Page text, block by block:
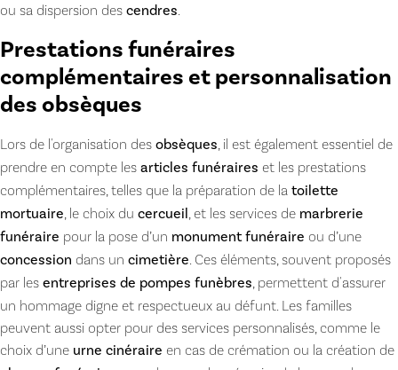
ou sa dispersion des cendres.
Prestations funéraires
complémentaires et personnalisation
des obsèques
Lors de l'organisation des obsèques, il est également essentiel de
prendre en compte les articles funéraires et les prestations
complémentaires, telles que la préparation de la toilette
mortuaire, le choix du cercueil, et les services de marbrerie
funéraire pour la pose d’un monument funéraire ou d’une
concession dans un cimetière. Ces éléments, souvent proposés
par les entreprises de pompes funèbres, permettent d'assurer
un hommage digne et respectueux au défunt. Les familles
peuvent aussi opter pour des services personnalisés, comme le
choix d’une urne cinéraire en cas de crémation ou la création de